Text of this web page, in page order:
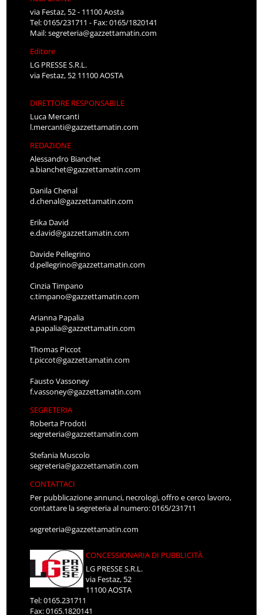
via Festaz, 52 - 11100 Aosta
Tel: 0165/231711 - Fax: 0165/1820141
Mail:segreteria@gazzettamatin.com
Editore
LG PRESSE S.R.L.
via Festaz, 52 11100 AOSTA
DIRETTORE RESPONSABILE
Luca Mercanti
l.mercanti@gazzettamatin.com
REDAZIONE
Alessandro Bianchet
a.bianchet@gazzettamatin.com
Danila Chenal
d.chenal@gazzettamatin.com
Erika David
e.david@gazzettamatin.com
Davide Pellegrino
d.pellegrino@gazzettamatin.com
Cinzia Timpano
c.timpano@gazzettamatin.com
Arianna Papalia
a.papalia@gazzettamatin.com
Thomas Piccot
t.piccot@gazzettamatin.com
Fausto Vassoney
f.vassoney@gazzettamatin.com
SEGRETERIA
Roberta Prodoti
segreteria@gazzettamatin.com
Stefania Muscolo
segreteria@gazzettamatin.com
CONTATTACI
Per pubblicazione annunci, necrologi, offro e cerco lavoro,
contattare la segreteria al numero: 0165/231711
segreteria@gazzettamatin.com
CONCESSIONARIA DI PUBBLICITÀ
LG PRESSE S.R.L.
via Festaz, 52
11100 AOSTA
Tel: 0165.231711
Fax: 0165.1820141